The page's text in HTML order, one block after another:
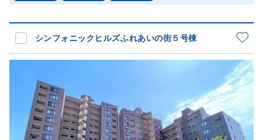
シンフォニックヒルズふれあいの街５号棟